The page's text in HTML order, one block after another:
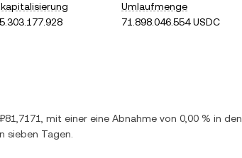
Umlaufmenge
71.898.046.554 USDC
₽81,7171 , mit einer eine Abnahme von 0,00 % in den
sieben Tagen.